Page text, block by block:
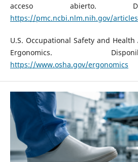
acceso abierto.
https://pmc.ncbi.nlm.nih.gov/
U.S. Occupational Safety and
Ergonomics.
https://www.osha.gov/ergonomics